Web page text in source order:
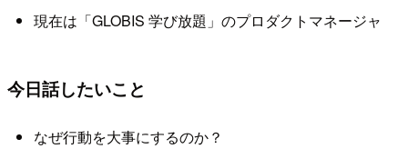
現在は「GLOBIS 学び放題」のプロダクトマネージャ
今日話したいこと
なぜ行動を大事にするのか？